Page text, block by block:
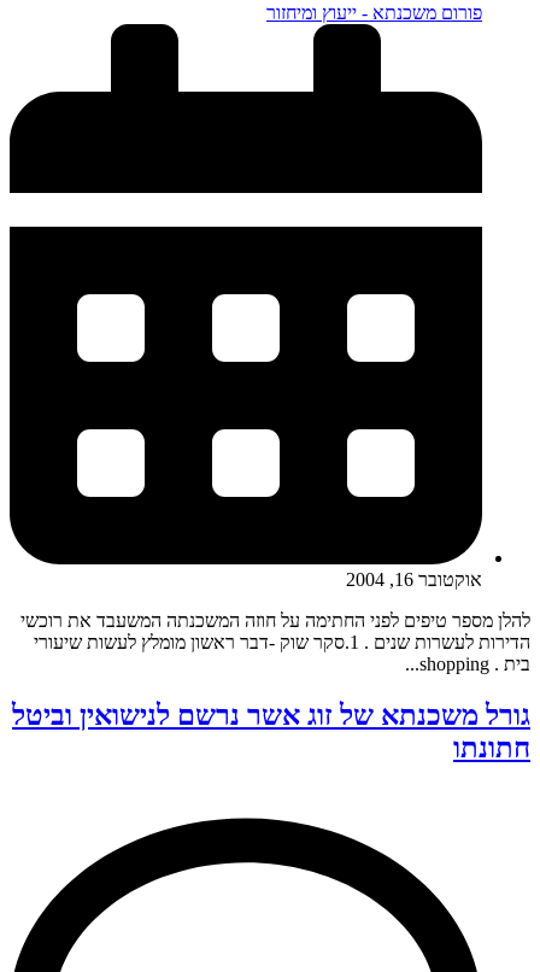
פורום משכנתא - ייעוץ ומיחזור
אוקטובר 16, 2004
להלן מספר טיפים לפני החתימה על חוזה המשכנתה המשעבד את רוכשי
הדירות לעשרות שנים . 1.סקר שוק -דבר ראשון מומלץ לעשות שיעורי
בית . shopping...
גורל משכנתא של זוג אשר נרשם לנישואין וביטל
חתונתו